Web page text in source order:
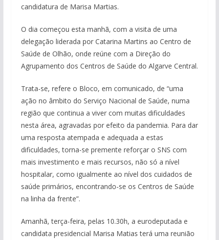
candidatura de Marisa Martias.
O dia começou esta manhã, com a visita de uma
delegação liderada por Catarina Martins ao Centro de
Saúde de Olhão, onde reúne com a Direção do
Agrupamento dos Centros de Saúde do Algarve Central.
Trata-se, refere o Bloco, em comunicado, de “uma
ação no âmbito do Serviço Nacional de Saúde, numa
região que continua a viver com muitas dificuldades
nesta área, agravadas por efeito da pandemia. Para dar
uma resposta atempada e adequada a estas
dificuldades, torna-se premente reforçar o SNS com
mais investimento e mais recursos, não só a nível
hospitalar, como igualmente ao nível dos cuidados de
saúde primários, encontrando-se os Centros de Saúde
na linha da frente”.
Amanhã, terça-feira, pelas 10.30h, a eurodeputada e
candidata presidencial Marisa Matias terá uma reunião